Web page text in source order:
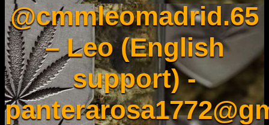
@cmmleomadrid.65
– Leo (English
support) -